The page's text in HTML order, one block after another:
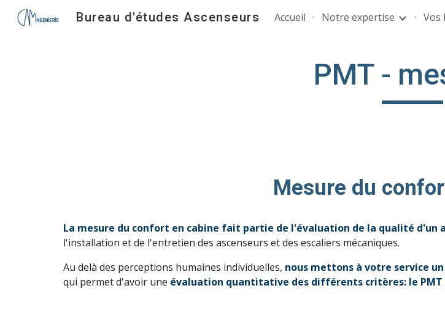
Skip to main content
Bureau d'études Ascenseurs Accueil Notre expertise Vos
PMT -
Mesure du
La mesure du confort en cabine fait partie de l'évaluation de la qualité d'un
l'installation et de l'entretien des ascenseurs et des escaliers mécaniques.
Au delà des perceptions humaines individuelles, nous mettons à votre service un
qui permet d'avoir une évaluation quantitative des différents critères: le